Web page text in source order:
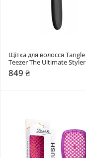
Щітка для волосся Tangle
Teezer The Ultimate Styler
849 ₴